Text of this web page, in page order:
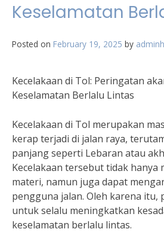
Keselamatan
Posted on February 19, 2025 by
Kecelakaan di Tol: Peringatan
Keselamatan Berlalu Lintas
Kecelakaan di Tol merupakan
kerap terjadi di jalan raya,
panjang seperti Lebaran atau
Kecelakaan tersebut tidak hanya
materi, namun juga dapat
pengguna jalan. Oleh karena itu,
untuk selalu meningkatkan
keselamatan berlalu lintas.